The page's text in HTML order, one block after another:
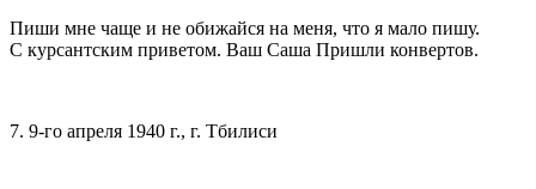
Пиши мне чаще и не обижайся на меня, что я мало пишу.
С курсантским приветом. Ваш Саша Пришли конвертов.
7. 9-го апреля 1940 г., г. Тбилиси